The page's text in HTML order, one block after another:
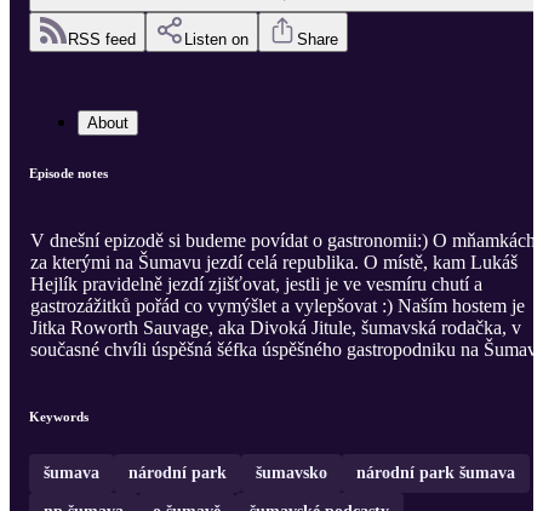
RSS feed Listen on Share
About
Episode notes
V dnešní epizodě si budeme povídat o gastronomii:) O mňamkách,
za kterými na Šumavu jezdí celá republika. O místě, kam Lukáš
Hejlík pravidelně jezdí zjišťovat, jestli je ve vesmíru chutí a
gastrozážitků pořád co vymýšlet a vylepšovat :) Naším hostem je
Jitka Roworth Sauvage, aka Divoká Jitule, šumavská rodačka, v
současné chvíli úspěšná šéfka úspěšného gastropodniku na
Keywords
šumava národní park šumavsko národní park šumava